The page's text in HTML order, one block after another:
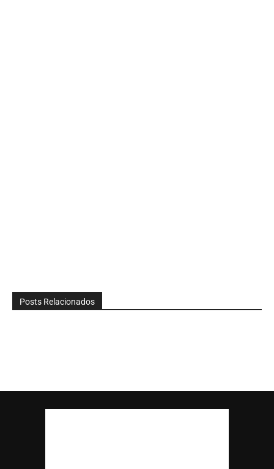
Posts Relacionados